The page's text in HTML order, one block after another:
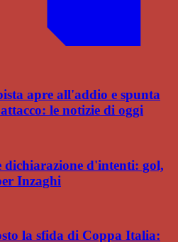
apre all'addio e spunta
le notizie di oggi
dichiarazione d'intenti: gol,
Inzaghi
la sfida di Coppa Italia: